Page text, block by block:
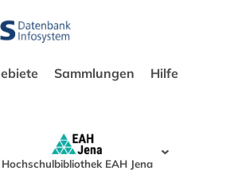
Sammlungen Hilfe
Hochschulbibliothek EAH Jena